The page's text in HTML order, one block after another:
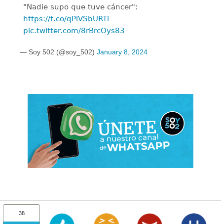
"Nadie supo que tuve cáncer":
https://t.co/qPlVSbURTi
pic.twitter.com/8rBrcOys83
— Soy 502 (@soy_502) January 8, 2024
38